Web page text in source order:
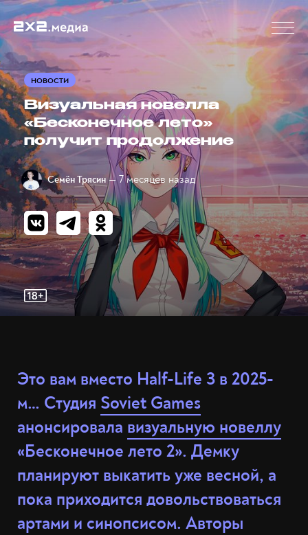
НОВОСТИ
Визуальная новелла
«Бесконечное лето»
получит продолжение
Семён Трясин — 7 месяцев назад
Это вам вместо Half-Life 3 в 2025-
м… Студия Soviet Games
анонсировала визуальную новеллу
«Бесконечное лето 2». Демку
планируют выкатить уже весной, а
пока приходится довольствоваться
артами и синопсисом. Авторы